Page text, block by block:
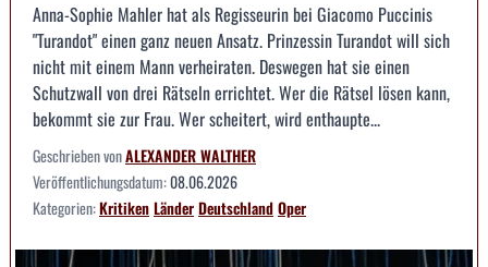
Anna-Sophie Mahler hat als Regisseurin bei Giacomo Puccinis
"Turandot" einen ganz neuen Ansatz. Prinzessin Turandot will sich
nicht mit einem Mann verheiraten. Deswegen hat sie einen
Schutzwall von drei Rätseln errichtet. Wer die Rätsel lösen kann,
bekommt sie zur Frau. Wer scheitert, wird enthaupte...
Geschrieben vonALEXANDER WALTHER
Veröffentlichungsdatum:08.06.2026
Kategorien:KritikenLänderDeutschlandOper